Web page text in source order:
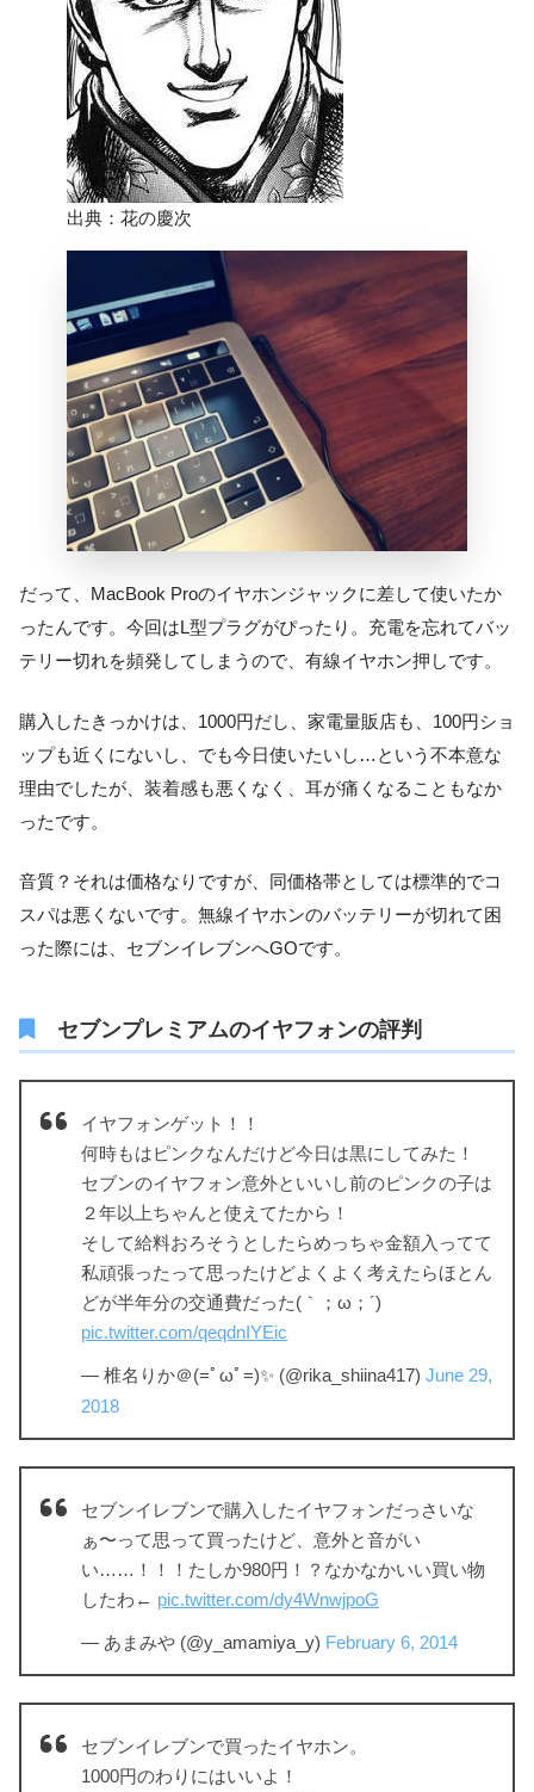
出典：花の慶次
だって、MacBook Proのイヤホンジャックに差して使いたか
ったんです。今回はL型プラグがぴったり。充電を忘れてバッ
テリー切れを頻発してしまうので、有線イヤホン押しです。
購入したきっかけは、1000円だし、家電量販店も、100円ショ
ップも近くにないし、でも今日使いたいし…という不本意な
理由でしたが、装着感も悪くなく、耳が痛くなることもなか
ったです。
音質？それは価格なりですが、同価格帯としては標準的でコ
スパは悪くないです。無線イヤホンのバッテリーが切れて困
った際には、セブンイレブンへGOです。
セブンプレミアムのイヤフォンの評判
イヤフォンゲット！！
何時もはピンクなんだけど今日は黒にしてみた！
セブンのイヤフォン意外といいし前のピンクの子は
２年以上ちゃんと使えてたから！
そして給料おろそうとしたらめっちゃ金額入ってて
私頑張ったって思ったけどよくよく考えたらほとん
どが半年分の交通費だった(｀；ω；´)
pic.twitter.com/qeqdnIYEic
— 椎名りか＠(=ﾟωﾟ=)✨ (@rika_shiina417) June 29,
2018
セブンイレブンで購入したイヤフォンだっさいな
ぁ〜って思って買ったけど、意外と音がい
い……！！！たしか980円！？なかなかいい買い物
したわ← pic.twitter.com/dy4WnwjpoG
— あまみや (@y_amamiya_y) February 6, 2014
セブンイレブンで買ったイヤホン。
1000円のわりにはいいよ！